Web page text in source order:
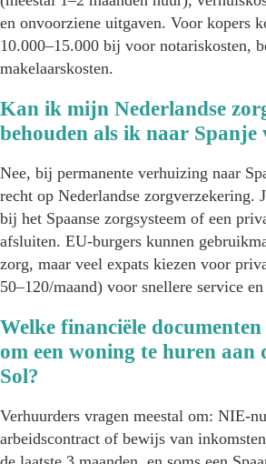
en onvoorziene uitgaven. Voor kopers
10.000–15.000 bij voor notariskosten,
makelaarskosten.
Kan ik mijn Nederlandse
behouden als ik naar Spanje
Nee, bij permanente verhuizing naar
recht op Nederlandse zorgverzekering.
bij het Spaanse zorgsysteem of een
afsluiten. EU-burgers kunnen
zorg, maar veel expats kiezen voor
50–120/maand) voor snellere service
Welke financiële
om een woning te huren aan
Sol?
Verhuurders vragen meestal om: NIE-
arbeidscontract of bewijs van